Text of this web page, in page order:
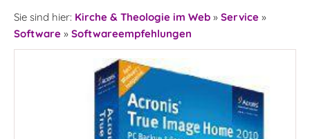
Sie sind hier: Kirche & Theologie im Web » Service »
Software » Softwareempfehlungen